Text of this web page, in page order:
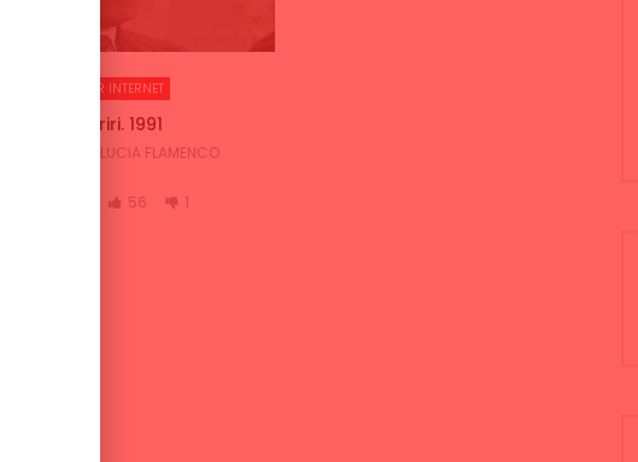
TELEVISIONES POR INTERNET
Tangos. El Tiriri. 1991
CANAL ANDALUCIA FLAMENCO
56 1